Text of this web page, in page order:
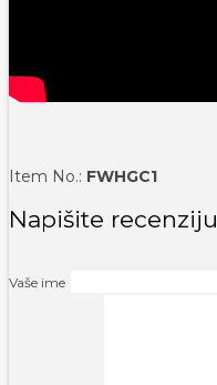
Item No.: FWHGC1
Napišite recenziju
Vaše ime